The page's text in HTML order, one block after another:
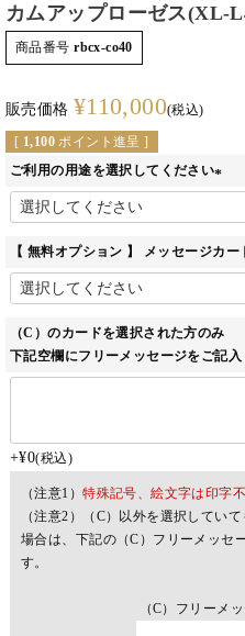
カムアップローゼス(XL-
商品番号 rbcx-co40
販売価格 ¥110,000 税込
[ 1,100 ポイント進呈 ]
ご利用の用途を選択してください
須)
【 無料オプション 】 メッセージカー
（C）のカードを選択された方のみ
下記空欄にフリーメッセージをご記入
+¥0 税込
（注意1）特殊記号、絵文字は印字不
（注意2）（C）以外を選択してい
場合は、下記の（C）フリーメッセ
す。
（C）フリーメ